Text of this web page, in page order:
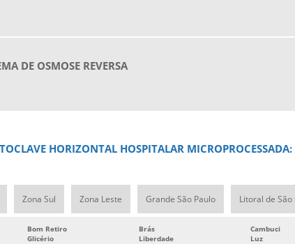
DE OSMOSE REVERSA
HORIZONTAL HOSPITALAR MICROPROCESSADA:
Zona Sul Zona Leste Grande São Paulo Litoral de São
Bom Retiro Brás Cambuci
Glicério Liberdade Luz